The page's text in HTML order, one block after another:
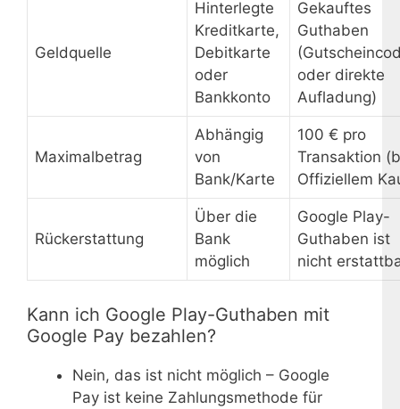
Geldquelle
Hinterlegte
Kreditkarte,
Debitkarte
oder
Bankkonto
Gekauftes
Guthaben
oder direkte
Aufladung)
Maximalbetrag
Abhängig
von
Bank/Karte
100 € pro
Transaktion
Offiziellem
Rückerstattung
Über die
Bank
möglich
Google Play-
Guthaben ist
nicht
Kann ich Google Play-Guthaben mit
Google Pay bezahlen?
Nein, das ist nicht möglich – Google
Pay ist keine Zahlungsmethode für